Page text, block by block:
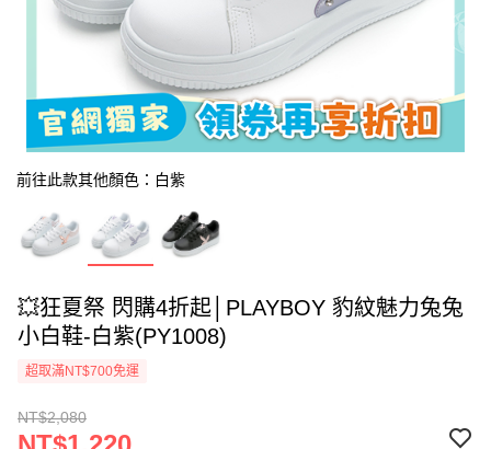
前往此款其他顏色：白紫
💥狂夏祭 閃購4折起│PLAYBOY 豹紋魅力兔兔
小白鞋-白紫(PY1008)
超取滿NT$700免運
NT$2,080